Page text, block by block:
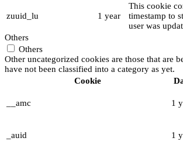
zuuid_lu 1 year
This cookie
timestamp to
user was
Others
Others
Other uncategorized cookies are those that are
have not been classified into a category as yet.
Cookie
__amc 1
_auid 1